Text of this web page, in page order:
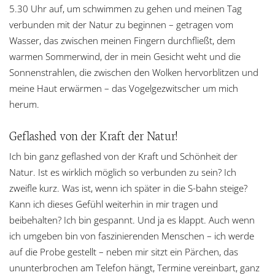
5.30 Uhr auf, um schwimmen zu gehen und meinen Tag
verbunden mit der Natur zu beginnen – getragen vom
Wasser, das zwischen meinen Fingern durchfließt, dem
warmen Sommerwind, der in mein Gesicht weht und die
Sonnenstrahlen, die zwischen den Wolken hervorblitzen und
meine Haut erwärmen – das Vogelgezwitscher um mich
herum.
Geflashed von der Kraft der Natur!
Ich bin ganz geflashed von der Kraft und Schönheit der
Natur. Ist es wirklich möglich so verbunden zu sein? Ich
zweifle kurz. Was ist, wenn ich später in die S-bahn steige?
Kann ich dieses Gefühl weiterhin in mir tragen und
beibehalten? Ich bin gespannt. Und ja es klappt. Auch wenn
ich umgeben bin von faszinierenden Menschen – ich werde
auf die Probe gestellt – neben mir sitzt ein Pärchen, das
ununterbrochen am Telefon hängt, Termine vereinbart, ganz